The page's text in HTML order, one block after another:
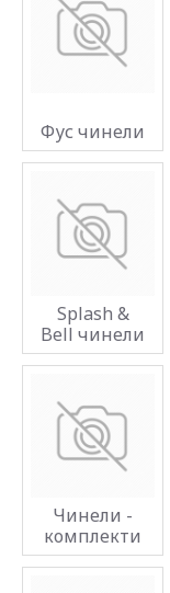
Фус чинели
Splash &
Bell чинели
Чинели -
комплекти